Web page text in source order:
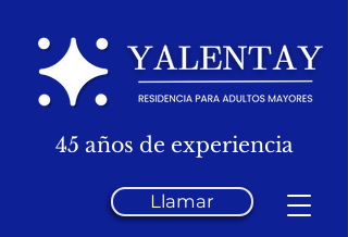
45 años de experiencia
Llamar